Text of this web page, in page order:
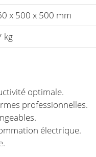
x 500 x 500 mm
kg
optimale.
professionnelles.
électrique.